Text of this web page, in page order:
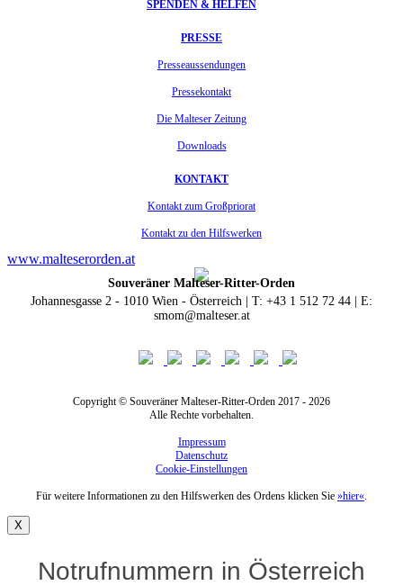
SPENDEN & HELFEN
PRESSE
Presseaussendungen
Pressekontakt
Die Malteser Zeitung
Downloads
KONTAKT
Kontakt zum Großpriorat
Kontakt zu den Hilfswerken
www.malteserorden.at
Souveräner Malteser-Ritter-Orden
Johannesgasse 2 - 1010 Wien - Österreich | T: +43 1 512 72 44 | E:
smom@malteser.at
Copyright © Souveräner Malteser-Ritter-Orden 2017 - 2026
Alle Rechte vorbehalten.
Impressum
Datenschutz
Cookie-Einstellungen
Für weitere Informationen zu den Hilfswerken des Ordens klicken Sie »hier«
X
Notrufnummern in Österreich